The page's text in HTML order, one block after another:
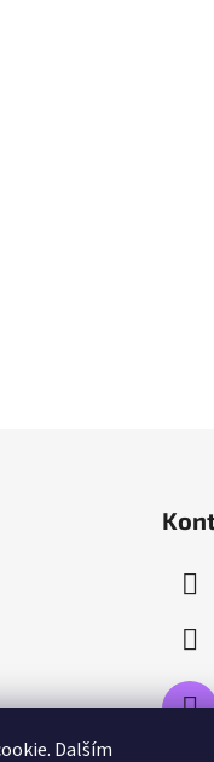
Dalším